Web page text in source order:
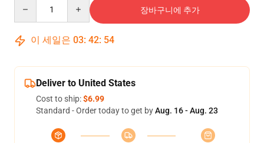
장바구니에 추가
이 세일은 03: 42: 54
Deliver to United States
Cost to ship:$6.99
Standard - Order today to get byAug. 16 - Aug. 23